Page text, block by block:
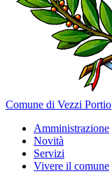
Comune di Vezzi Portio
Amministrazione
Novità
Servizi
Vivere il comune